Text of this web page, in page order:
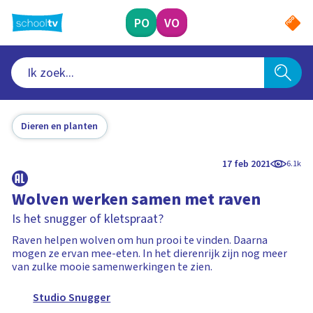
naar
hoofdinhoud
PO VO
Dieren en planten
17 feb 2021 6.1k
Wolven werken samen met raven
Is het snugger of kletspraat?
Raven helpen wolven om hun prooi te vinden. Daarna
mogen ze ervan mee-eten. In het dierenrijk zijn nog meer
van zulke mooie samenwerkingen te zien.
Studio Snugger